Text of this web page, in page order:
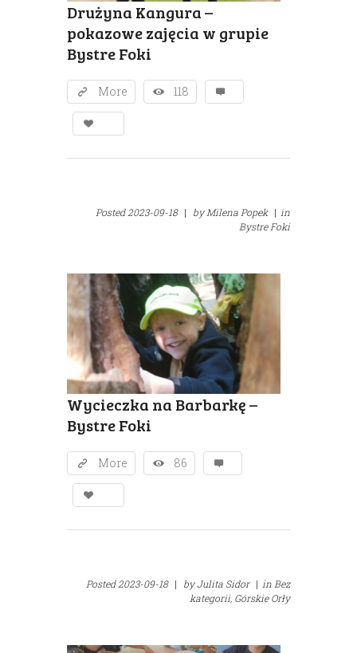
Drużyna Kangura –
pokazowe zajęcia w grupie
Bystre Foki
More 118
Posted2023-09-18 | byMilena Popek | in
Bystre Foki
Wycieczka na Barbarkę –
Bystre Foki
More 86
Posted2023-09-18 | byJulita Sidor | in Bez
kategorii, Górskie Orły